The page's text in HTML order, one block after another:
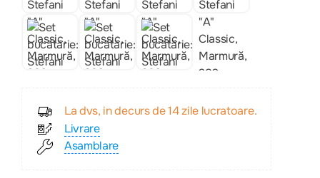
La dvs, in decurs de 14 zile lucratoare.
Livrare
Asamblare